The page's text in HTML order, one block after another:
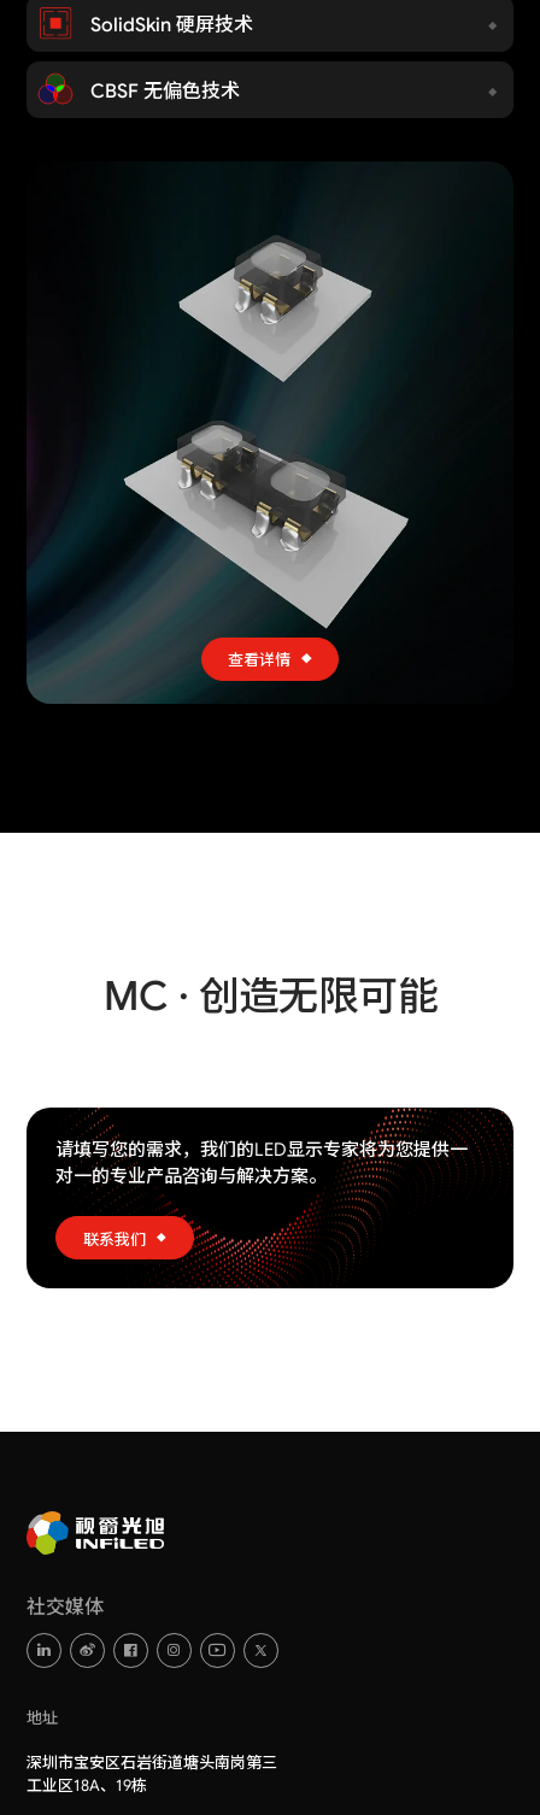
SolidSkin 硬屏技术
CBSF 无偏色技术
查看详情
查看详情
查看详情
MC · 创造无限可能
请填写您的需求，我们的LED显示专家将为您提供一
对一的专业产品咨询与解决方案。
联系我们
社交媒体
地址
深圳市宝安区石岩街道塘头南岗第三
工业区18A、19栋